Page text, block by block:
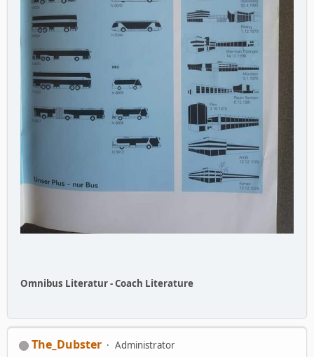
Omnibus Literatur - Coach Literature
The_Dubster
Administrator